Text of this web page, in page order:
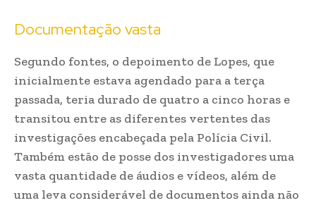
Documentação vasta
Segundo fontes, o depoimento de Lopes, que
inicialmente estava agendado para a terça
passada, teria durado de quatro a cinco horas e
transitou entre as diferentes vertentes das
investigações encabeçada pela Polícia Civil.
Também estão de posse dos investigadores uma
vasta quantidade de áudios e vídeos, além de
uma leva considerável de documentos ainda não